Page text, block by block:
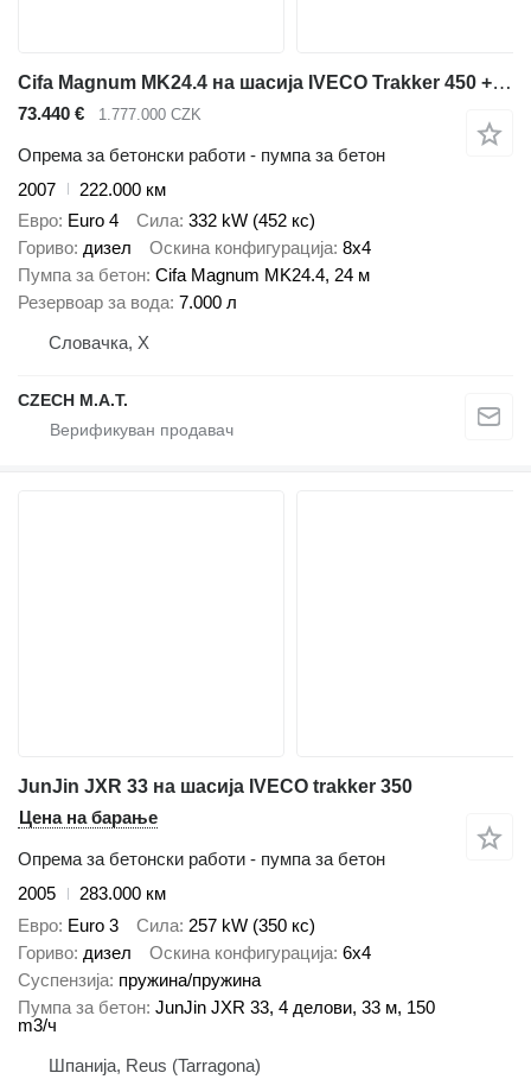
Cifa Magnum MK24.4 на шасија IVECO Trakker 450 +7m3 pumi
73.440 € 1.777.000 CZK
Опрема за бетонски работи - пумпа за бетон
2007
222.000 км
Евро Euro 4 Сила 332 kW (452 кс)
Гориво дизел Оскина конфигурација 8x4
Пумпа за бетон Cifa Magnum MK24.4, 24 м
Резервоар за вода 7.000 л
Словачка, X
CZECH M.A.T.
JunJin JXR 33 на шасија IVECO trakker 350
Цена на барање
Опрема за бетонски работи - пумпа за бетон
2005
283.000 км
Евро Euro 3 Сила 257 kW (350 кс)
Гориво дизел Оскина конфигурација 6x4
Суспензија пружина/пружина
Пумпа за бетон JunJin JXR 33, 4 делови, 33 м, 150
m3/ч
Шпанија, Reus (Tarragona)